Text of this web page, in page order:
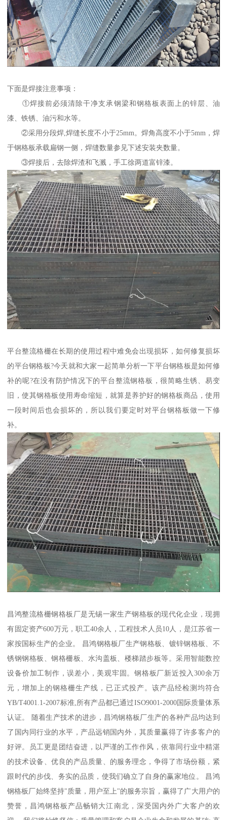
下面是焊接注意事项：
①焊接前必须清除干净支承钢梁和钢格板表面上的锌层、油
漆、铁锈、油污和水等。
②采用分段焊,焊缝长度不小于25mm。焊角高度不小于5mm，焊
于钢格板承载扁钢一侧，焊缝数量参见下述安装夹数量。
③焊接后，去除焊渣和飞溅，手工徐两道富锌漆。
平台整流格栅在长期的使用过程中难免会出现损坏，如何修复损坏
的平台钢格板?今天就和大家一起简单分析一下平台钢格板是如何修
补的呢?在没有防护情况下的平台整流钢格板，很简略生锈、易变
旧，使其钢格板使用寿命缩短，就算是养护好的钢格板商品，使用
一段时间后也会损坏的，所以我们要定时对平台钢格板做一下修
补。
昌鸿整流格栅钢格板厂是无锡一家生产钢格板的现代化企业，现拥
有固定资产600万元，职工40余人，工程技术人员10人，是江苏省一
家按国标生产的企业。 昌鸿钢格板厂生产钢格板、镀锌钢格板、不
锈钢钢格板、钢格栅板、水沟盖板、楼梯踏步板等。采用智能数控
设备价加工制作，误差小，美观牢固。钢格板厂新近投入300余万
元，增加上的钢格栅生产线，已正式投产。该产品经检测均符合
YB/T4001.1-2007标准,所有产品都已通过ISO9001-2000国际质量体系
认证。 随着生产技术的进步，昌鸿钢格板厂生产的各种产品均达到
了国内同行业的水平，产品远销国内外，其质量赢得了许多客户的
好评。员工更是团结奋进，以严谨的工作作风，依靠同行业中精湛
的技术设备、优良的产品质量、的服务理念，争得了市场份额，紧
跟时代的步伐、务实的品质，使我们确立了自身的赢家地位。 昌鸿
钢格板厂始终坚持"质量，用户至上"的服务宗旨，赢得了广大用户的
赞誉，昌鸿钢格板产品畅销大江南北，深受国内外广大客户的欢